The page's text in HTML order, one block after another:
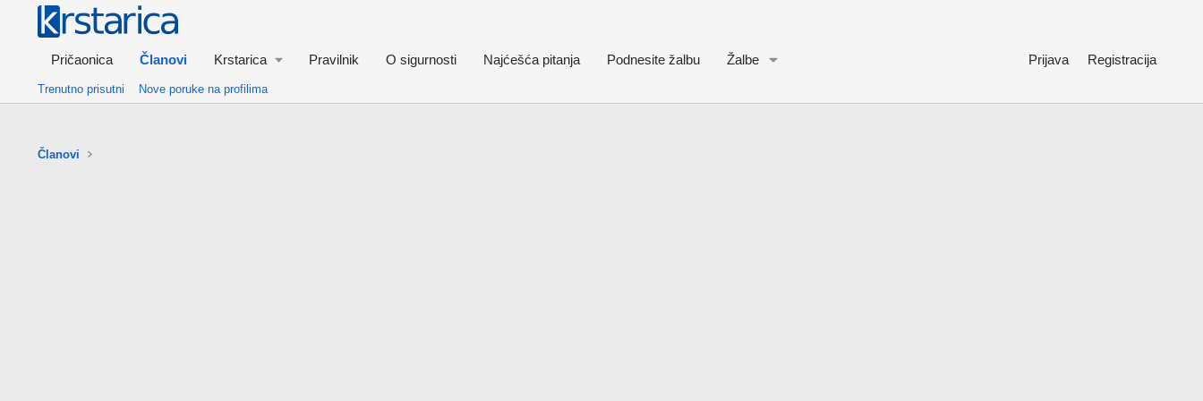
Pričaonica Članovi Krstarica Pravilnik O sigurnosti Najćešća pitanja Podnesite žalbu Žalbe Prijava Registracija
Trenutno prisutni Nove poruke na profilima
Članovi